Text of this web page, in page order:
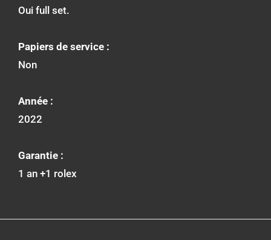
Oui full set.
Papiers de service :
Non
Année :
2022
Garantie :
1 an +1 rolex